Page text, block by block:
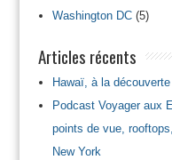
Washington DC(5)
Articles récents
Hawaï, à la
Podcast Voyager aux
points de vue,
New York